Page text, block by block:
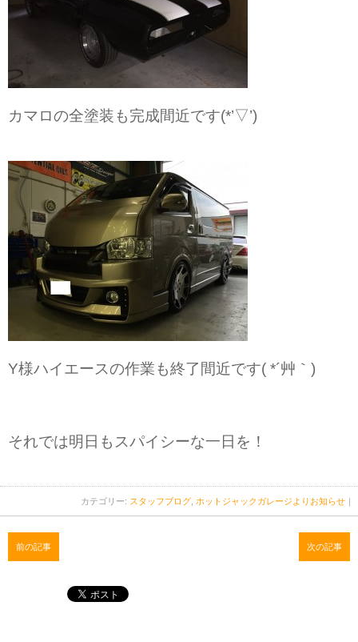
カマロの全塗装も完成間近です(*’▽’)
Y様ハイエースの作業も終了間近です( *´艸｀)
それでは明日もスパイシーな一日を！
カテゴリー: スタッフブログ ホットジャックガレージよりお知らせ ｜
前の記事 次の記事